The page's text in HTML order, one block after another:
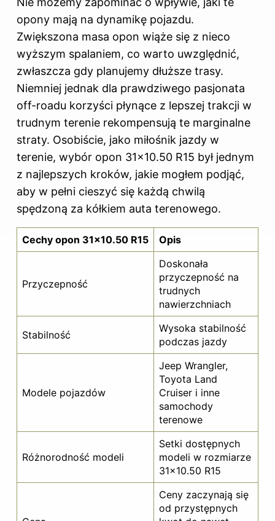
opony mają na dynamikę pojazdu.
Zwiększona masa opon wiąże się z nieco
wyższym spalaniem, co warto uwzględnić,
zwłaszcza gdy planujemy dłuższe trasy.
Niemniej jednak dla prawdziwego pasjonata
off-roadu korzyści płynące z lepszej trakcji w
trudnym terenie rekompensują te marginalne
straty. Osobiście, jako miłośnik jazdy w
terenie, wybór opon 31×10.50 R15 był jednym
z najlepszych kroków, jakie mogłem podjąć,
aby w pełni cieszyć się każdą chwilą
spędzoną za kółkiem auta terenowego.
Cechy opon 31×10.50 R15 Opis
Przyczepność
Doskonała
przyczepność na
trudnych
nawierzchniach
Stabilność
Wysoka stabilność
podczas jazdy
Modele pojazdów
Jeep Wrangler,
Toyota Land
Cruiser i inne
samochody
terenowe
Różnorodność modeli
Setki dostępnych
modeli w rozmiarze
31×10.50 R15
Ceny zaczynają się
od przystępnych